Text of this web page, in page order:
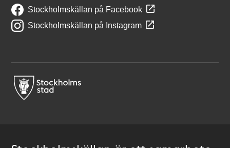
Stockholmskällan på Facebook
Stockholmskällan på Instagram